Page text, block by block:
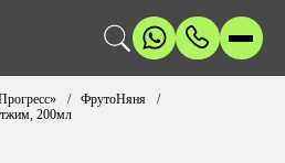
ФрутоНяня
200мл